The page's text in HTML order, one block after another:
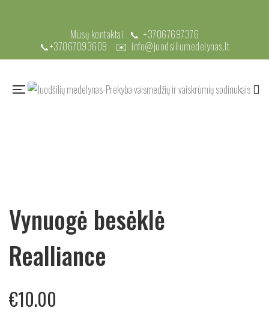
Mūsų kontaktai 📞 +37067697376
📞+37067093609 ✉️ info@juodsiliumedelynas.lt
Vynuogė besėklė
Realliance
€10.00